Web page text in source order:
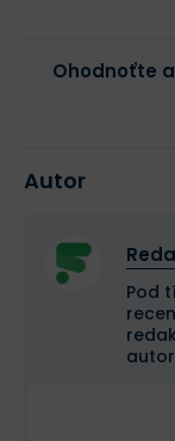
Ohodnoťte
Autor
Pod